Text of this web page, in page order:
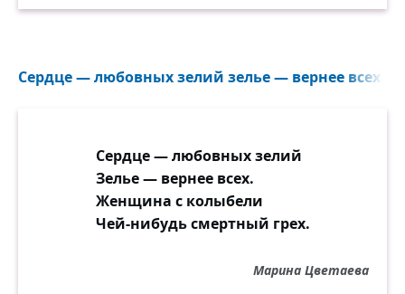
Сердце — любовных зелий зелье — вернее всех...
Сердце — любовных зелий
Зелье — вернее всех.
Женщина с колыбели
Чей-нибудь смертный грех.
Марина Цветаева